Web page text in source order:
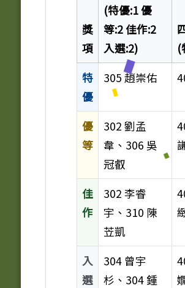
獎
項
(特優:1 優
等:2 佳作:2
入選:2)
(
特
優
305 趙崇佑
優
等
302 劉孟
韋、306 吳
冠叡
佳
作
302 李睿
宇、310 陳
苙凱
入
選
304 曾宇
杉、304 鍾